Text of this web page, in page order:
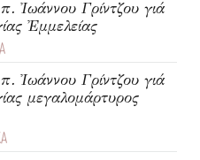
Ἰωάννου Γρίντζου γιά
Ἐμμελείας
Ἰωάννου Γρίντζου γιά
μεγαλομάρτυρος